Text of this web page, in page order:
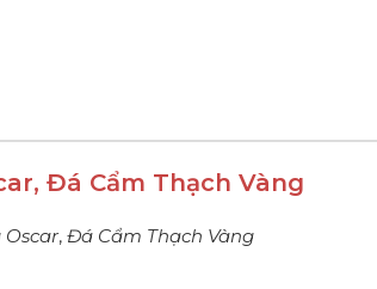
Đá Cẩm Thạch Vàng
, Đá Cẩm Thạch Vàng